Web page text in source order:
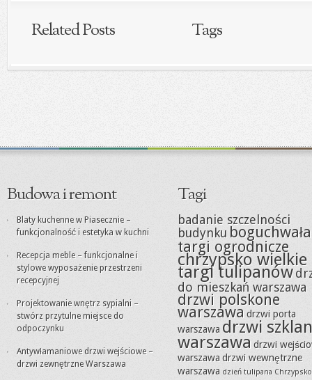
Related Posts Tags
Budowa i remont
Blaty kuchenne w Piasecznie –
funkcjonalność i estetyka w kuchni
Recepcja meble – funkcjonalne i
stylowe wyposażenie przestrzeni
recepcyjnej
Projektowanie wnętrz sypialni –
stwórz przytulne miejsce do
odpoczynku
Antywłamaniowe drzwi wejściowe –
drzwi zewnętrzne Warszawa
Tagi
badanie szczelności
budynku boguchwała
targi ogrodnicze
chrzypsko wielkie
targi tulipanów
do mieszkań warszawa
drzwi polskone
warszawa drzwi porta
warszawa drzwi
warszawa drzwi
warszawa drzwi wewnętrzne
warszawa dzień tulipana Chrzypsko